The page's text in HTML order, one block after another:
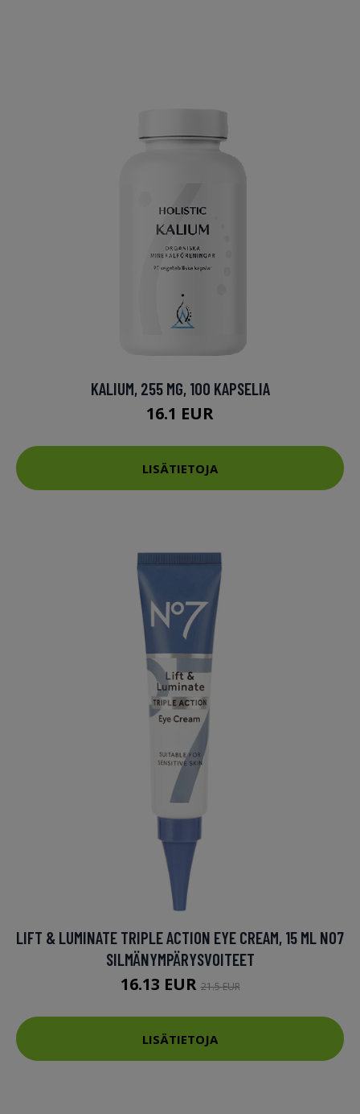
KALIUM, 255 MG, 100 KAPSELIA
16.1 EUR
LISÄTIETOJA
LIFT & LUMINATE TRIPLE ACTION EYE CREAM, 15 ML NO7
SILMÄNYMPÄRYSVOITEET
16.13 EUR21.5 EUR
LISÄTIETOJA